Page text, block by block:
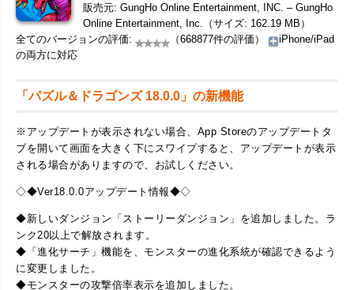
販売元: GungHo Online Entertainment, INC. – GungHo
Online Entertainment, Inc.（サイズ: 162.19 MB）
全てのバージョンの評価:
（668877件の評価）
iPhone/iPad
の両方に対応
「パズル＆ドラゴンズ 18.0.0」の新機能
※アップデートが表示されない場合、App Storeのアップデートタ
ブを開いて画面を大きく下にスワイプすると、アップデートが表示
される場合がありますので、お試しください。
◇◆Ver18.0.0アップデート情報◆◇
◆新しいダンジョン「ストーリーダンジョン」を追加しました。ラ
ンク20以上で解放されます。
◆「進化サーチ」機能を、モンスターの進化系統が確認できるよう
に変更しました。
◆モンスターの攻撃倍率表示を追加しました。